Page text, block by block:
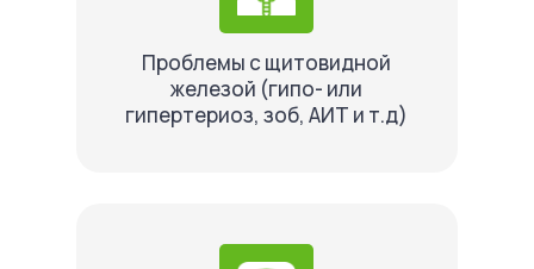
Проблемы с щитовидной
железой (гипо- или
гипертериоз, зоб, АИТ и т.д)